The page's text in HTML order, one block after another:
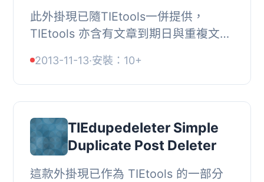
此外掛現已隨TIEtools一併提供，
TIEtools 亦含有文章到期日與重複文章
程式，可從您的網路空間中移除累積的
錯誤記錄檔案。...
2013-11-13·安裝：10+
TIEdupedeleter Simple
Duplicate Post Deleter
這款外掛現已作為 TIEtools 的一部分